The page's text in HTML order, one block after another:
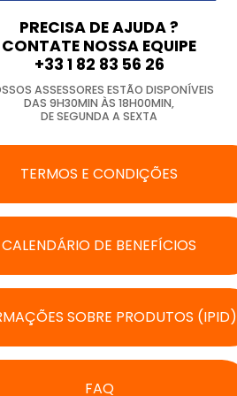
PRECISA DE AJUDA ?
CONTATE NOSSA EQUIPE
+33 1 82 83 56 26
ASSESSORES ESTÃO DISPONÍVEIS
DAS 9H30MIN ÀS 18H00MIN,
DE SEGUNDA A SEXTA
TERMOS E CONDIÇÕES
CALENDÁRIO DE BENEFÍCIOS
SOBRE PRODUTOS (IPID)
FAQ